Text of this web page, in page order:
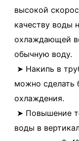
высокой
качеству воды
охлаждающей
обычную воду.
можно сделать
охлаждения.
воды в